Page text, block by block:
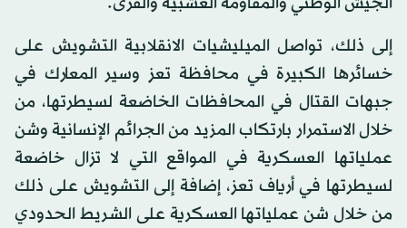
إلى ذلك، تواصل الميليشيات الانقلابية التشويش على
خسائرها الكبيرة في محافظة تعز وسير المعارك في
جبهات القتال في المحافظات الخاضعة لسيطرتها، من
خلال الاستمرار بارتكاب المزيد من الجرائم الإنسانية وشن
عملياتها العسكرية في المواقع التي لا تزال خاضعة
لسيطرتها في أرياف تعز، إضافة إلى التشويش على ذلك
من خلال شن عملياتها العسكرية على الشريط الحدودي